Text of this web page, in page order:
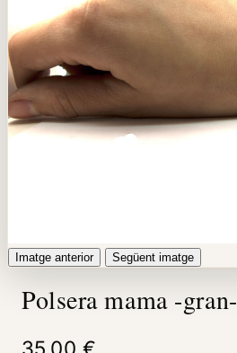
Imatge anterior Següent imatge
Polsera mama -gran-